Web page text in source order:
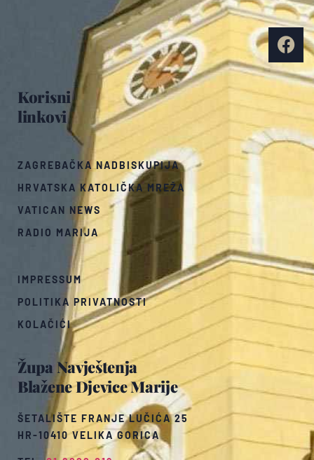
Župa Navještenja
Blažene Djevice Marije
ŠETALIŠTE FRANJE LUČIĆA 25
HR-10410 VELIKA GORICA
Korisni
linkovi
ZAGREBAČKA NADBISKUPIJA
HRVATSKA KATOLIČKA MREŽA
VATICAN NEWS
RADIO MARIJA
IMPRESSUM
POLITIKA PRIVATNOSTI
KOLAČIĆI